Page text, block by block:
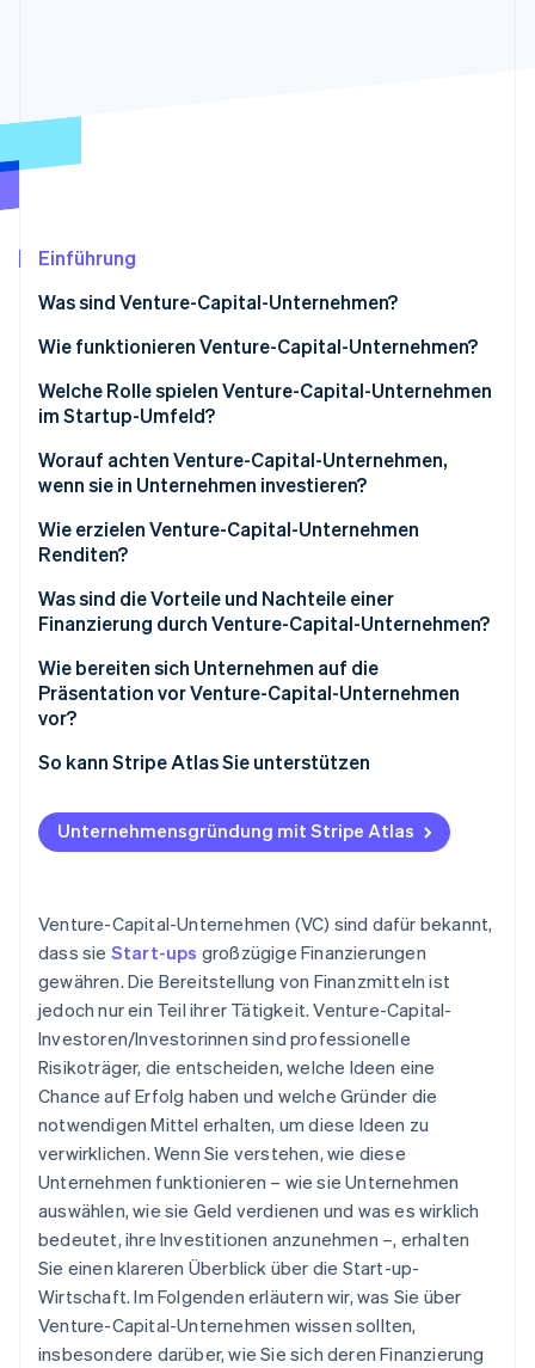
CO₂-Entnahme
Identity
Stripe-Sessions 2026
Erfahren Sie, wie Stripe Lösungen für die
Einführung
Was sind Venture-Capital-Unternehmen?
Wie funktionieren Venture-Capital-Unternehmen?
Kapitalbeschaffung
Start-ups finden und prüfen
Die Investition tätigen
Wachstum unterstützen
Ausstieg
Welche Rolle spielen Venture-Capital-Unternehmen
im Startup-Umfeld?
Worauf achten Venture-Capital-Unternehmen,
wenn sie in Unternehmen investieren?
Wie erzielen Venture-Capital-Unternehmen
Renditen?
Was sind die Vorteile und Nachteile einer
Finanzierung durch Venture-Capital-Unternehmen?
Wie bereiten sich Unternehmen auf die
Präsentation vor Venture-Capital-Unternehmen
vor?
So kann Stripe Atlas Sie unterstützen
Gründen mit Atlas
Zahlungen und Bankgeschäfte vor Erhalt der EIN
erwerben
Automatische Einreichung des 83(b)-Steuerantrags
Erstklassige juristische Unternehmensdokumente
Ein Jahr Stripe Payments gratis, plus 50.000 USD in
Partnerguthaben
Unternehmensgründung mit Stripe Atlas
Venture-Capital-Unternehmen (VC) sind dafür bekannt,
dass sie Start-ups großzügige Finanzierungen
gewähren. Die Bereitstellung von Finanzmitteln ist
jedoch nur ein Teil ihrer Tätigkeit. Venture-Capital-
Investoren/Investorinnen sind professionelle
Risikoträger, die entscheiden, welche Ideen eine
Chance auf Erfolg haben und welche Gründer die
notwendigen Mittel erhalten, um diese Ideen zu
verwirklichen. Wenn Sie verstehen, wie diese
Unternehmen funktionieren – wie sie Unternehmen
auswählen, wie sie Geld verdienen und was es wirklich
bedeutet, ihre Investitionen anzunehmen –, erhalten
Sie einen klareren Überblick über die Start-up-
Wirtschaft. Im Folgenden erläutern wir, was Sie über
Venture-Capital-Unternehmen wissen sollten,
insbesondere darüber, wie Sie sich deren Finanzierung